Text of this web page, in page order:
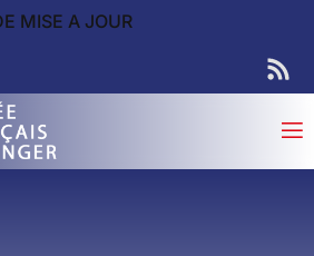
MISE A JOUR